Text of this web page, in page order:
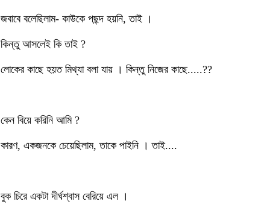
জবাবে বলেছিলাম- কাউকে পছন্দ হয়নি, তাই ।
কিন্তু আসলেই কি তাই ?
লোকের কাছে হয়ত মিথ্যা বলা যায় । কিন্তু নিজের কাছে.....??
কেন বিয়ে করিনি আমি ?
কারণ, একজনকে চেয়েছিলাম, তাকে পাইনি । তাই....
বুক চিরে একটা দীর্ঘশ্বাস বেরিয়ে এল ।